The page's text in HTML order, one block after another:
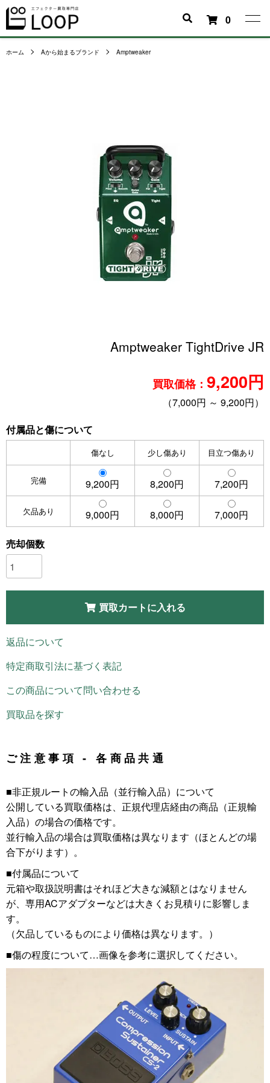
0
ホーム Aから始まるブランド Amptweaker
Amptweaker TightDrive JR
買取価格： 9,200円
（7,000円 ～ 9,200円）
付属品と傷について
傷なし 少し傷あり 目立つ傷あり
完備 9,200円 8,200円 7,200円
欠品あり 9,000円 8,000円 7,000円
売却個数
買取カートに入れる
返品について
特定商取引法に基づく表記
この商品について問い合わせる
買取品を探す
ご注意事項 - 各商品共通
■非正規ルートの輸入品（並行輸入品）について
公開している買取価格は、正規代理店経由の商品（正規輸
入品）の場合の価格です。
並行輸入品の場合は買取価格は異なります（ほとんどの場
合下がります）。
■付属品について
元箱や取扱説明書はそれほど大きな減額とはなりません
が、専用ACアダプターなどは大きくお見積りに影響しま
す。
（欠品しているものにより価格は異なります。）
■傷の程度について…画像を参考に選択してください。